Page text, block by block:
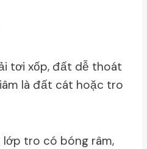
tơi xốp, đất dễ thoát
là đất cát hoặc tro
lớp tro có bóng râm,